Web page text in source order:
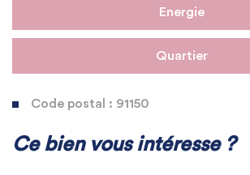
Energie
Quartier
Code postal : 91150
La ville de Étampes (91150)
Ce bien vous intéresse ?